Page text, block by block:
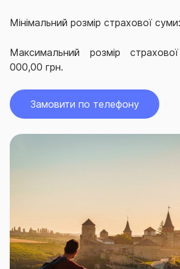
Мінімальний розмір страхової
Максимальний розмір
000,00 грн.
Замовити по телефону